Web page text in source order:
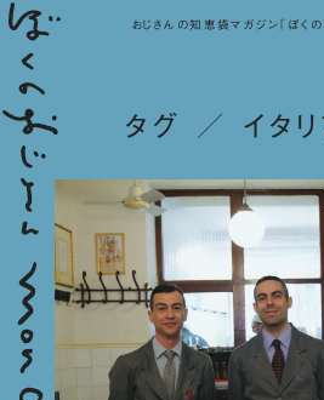
おじさんの知恵袋マガジン『ぼくの
タグ ／ イタ